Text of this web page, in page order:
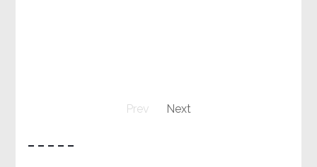
Prev Next
– – – – –